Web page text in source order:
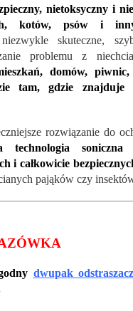
nietoksyczny i
kotów, psów i
skuteczne,
problemu z
domów, piwnic,
tam, gdzie znajduje
rozwiązanie do
technologia
i całkowicie
pająków czy
dwupak